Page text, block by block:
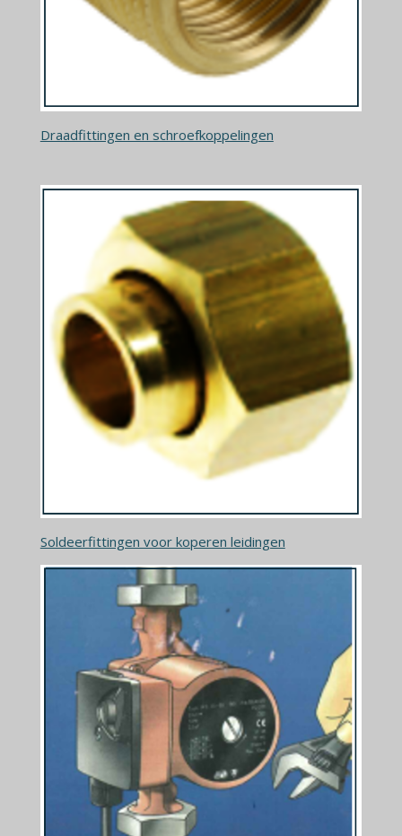
Draadfittingen en schroefkoppelingen
Soldeerfittingen voor koperen leidingen